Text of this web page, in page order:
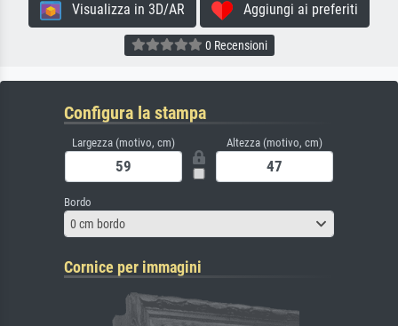
Visualizza in 3D/AR Aggiungi ai preferiti
0 Recensioni
Configura la stampa
Largezza (motivo, cm) Altezza (motivo, cm)
Bordo
0 cm bordo
Cornice per immagini